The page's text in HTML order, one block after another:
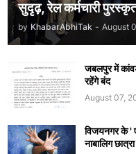
सुदृढ़, रेल कर्मचारी
by KhabarAbhiTak - August
जबलपुर में
रहेंगे बंद
August 07,
विजयनगर के
नाबालिग